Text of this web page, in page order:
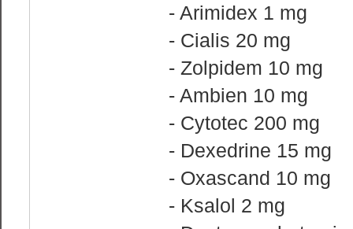
- Arimidex 1 mg
- Cialis 20 mg
- Zolpidem 10 mg
- Ambien 10 mg
- Cytotec 200 mg
- Dexedrine 15 mg
- Oxascand 10 mg
- Ksalol 2 mg